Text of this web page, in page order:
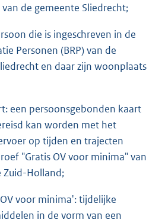
de gemeente Sliedrecht;
die is ingeschreven in de
Personen (BRP) van de
en daar zijn woonplaats
een persoonsgebonden kaart
kan worden met het
op tijden en trajecten
"Gratis OV voor minima" van
Zuid-Holland;
voor minima': tijdelijke
in de vorm van een